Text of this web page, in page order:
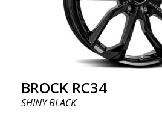
BROCK RC34
SHINY BLACK